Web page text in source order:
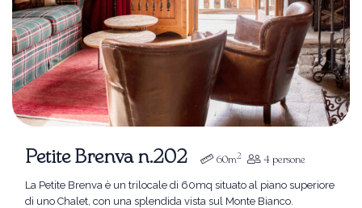
Petite Brenva n.202 60m2 4 persone
La Petite Brenva è un trilocale di 60mq situato al piano superiore
di uno Chalet, con una splendida vista sul Monte Bianco.